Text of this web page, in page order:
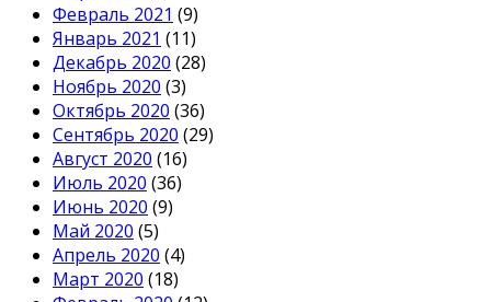
Февраль 2021 (9)
Январь 2021 (11)
Декабрь 2020 (28)
Ноябрь 2020 (3)
Октябрь 2020 (36)
Сентябрь 2020 (29)
Август 2020 (16)
Июль 2020 (36)
Июнь 2020 (9)
Май 2020 (5)
Апрель 2020 (4)
Март 2020 (18)